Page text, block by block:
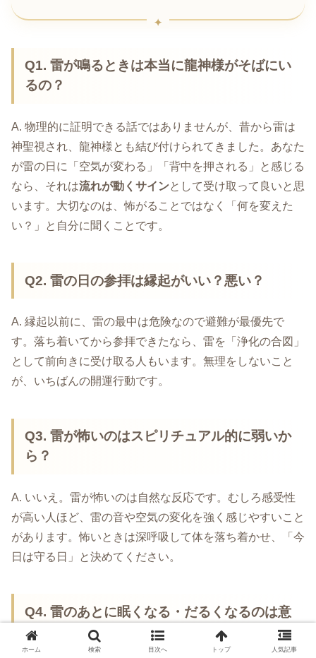
Q1. 雷が鳴るときは本当に龍神様がそばにい
るの？
A. 物理的に証明できる話ではありませんが、昔から雷は
神聖視され、龍神様とも結び付けられてきました。あなた
が雷の日に「空気が変わる」「背中を押される」と感じる
なら、それは流れが動くサインとして受け取って良いと思
います。大切なのは、怖がることではなく「何を変えた
い？」と自分に聞くことです。
Q2. 雷の日の参拝は縁起がいい？悪い？
A. 縁起以前に、雷の最中は危険なので避難が最優先で
す。落ち着いてから参拝できたなら、雷を「浄化の合図」
として前向きに受け取る人もいます。無理をしないこと
が、いちばんの開運行動です。
Q3. 雷が怖いのはスピリチュアル的に弱いか
ら？
A. いいえ。雷が怖いのは自然な反応です。むしろ感受性
が高い人ほど、雷の音や空気の変化を強く感じやすいこと
があります。怖いときは深呼吸して体を落ち着かせ、「今
日は守る日」と決めてください。
Q4. 雷のあとに眠くなる・だるくなるのは意
味がある？
ホーム 検索 目次へ トップ 人気記事